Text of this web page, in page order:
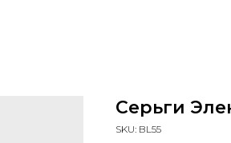
Серьги
SKU: BL55